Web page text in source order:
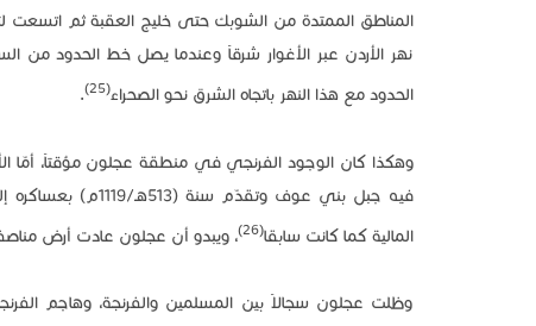
المناطق الممتدة من الشوبك حتى خليج العقبة ثم
نهر الأردن عبر الأغوار شرقاً وعندما يصل خط الحدود
الحدود مع هذا النهر باتجاه الشرق نحو الصحراء(25)
.
وهكذا كان الوجود الفرنجي في منطقة عجلون مؤقتاً، أمّا
فيه جبل بني عوف
المالية كما كانت سابقا(26) ، ويبدو أن عجلون عادت أرض